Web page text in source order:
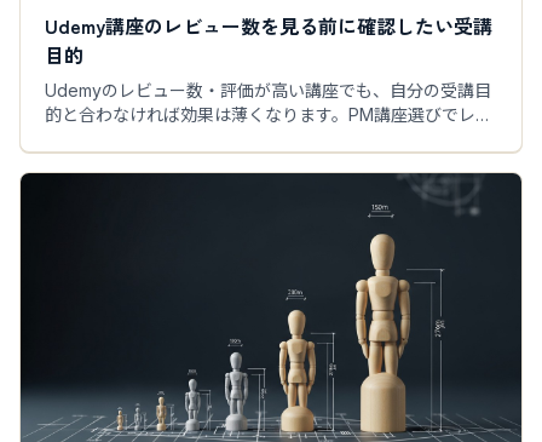
Udemy講座のレビュー数を見る前に確認したい受講
目的
Udemyのレビュー数・評価が高い講座でも、自分の受講目
的と合わなければ効果は薄くなります。PM講座選びでレビ